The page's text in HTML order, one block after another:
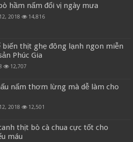
hầm nấm đổi vị ngày mưa
2018 14,816
biến thịt ghẹ đông lạnh ngon miễn
Phúc Gia
12,707
nấm thơm lừng mà dễ làm cho
2018 12,501
thịt bò cà chua cực tốt cho
máu